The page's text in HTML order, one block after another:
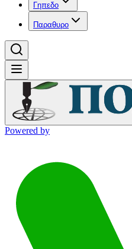
Γηπεδο
Παραθυρο
Powered by